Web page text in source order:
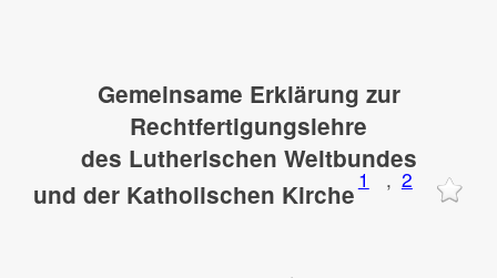
Gemeinsame Erklärung zur
Rechtfertigungslehre
des Lutherischen Weltbundes
und der Katholischen Kirche 1 , 2